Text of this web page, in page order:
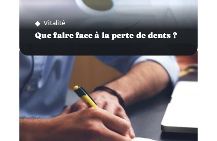
Vitalité
Que faire face à la perte de dents ?